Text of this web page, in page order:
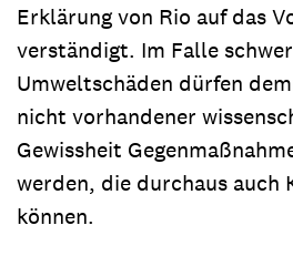
Erklärung von Rio auf das
verständigt. Im Falle
Umweltschäden dürfen
nicht vorhandener
Gewissheit
werden, die durchaus auch
können.